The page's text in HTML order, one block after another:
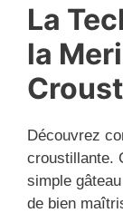
La
la
Découvrez
croustillante.
simple
de bien